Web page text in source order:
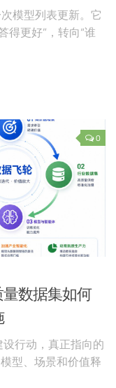
模型列表更新。它
得更好”，转向“谁
0
数据集如何
行动，真正指向的
型、场景和价值释